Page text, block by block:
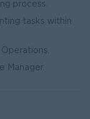
process.
tasks within
Manager.